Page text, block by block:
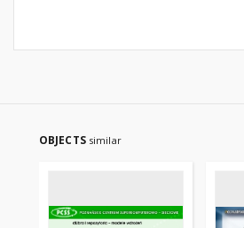
OBJECTS similar